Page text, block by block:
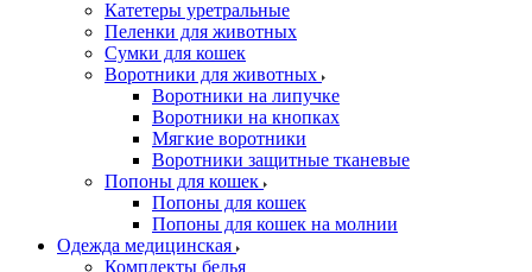
Катетеры уретральные
Пеленки для животных
Сумки для кошек
Воротники для животных
Воротники на липучке
Воротники на кнопках
Мягкие воротники
Воротники защитные тканевые
Попоны для кошек
Попоны для кошек
Попоны для кошек на молнии
Одежда медицинская
Комплекты белья